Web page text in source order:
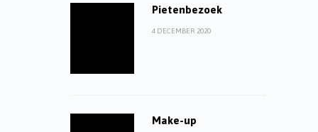
Pietenbezoek
4 DECEMBER 2020
Make-up